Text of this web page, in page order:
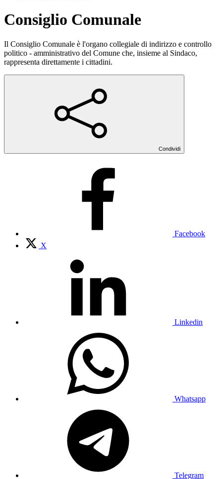
Consiglio Comunale
Il Consiglio Comunale è l'organo collegiale di indirizzo e controllo
politico - amministrativo del Comune che, insieme al Sindaco,
rappresenta direttamente i cittadini.
Condividi
Facebook
X
Linkedin
Whatsapp
Telegram